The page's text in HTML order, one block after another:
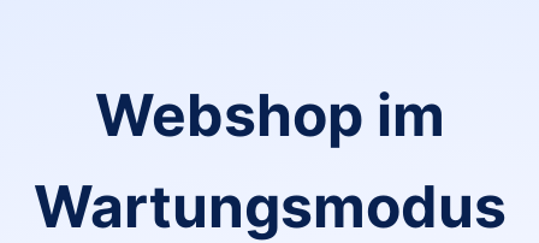
Webshop im
Wartungsmodus